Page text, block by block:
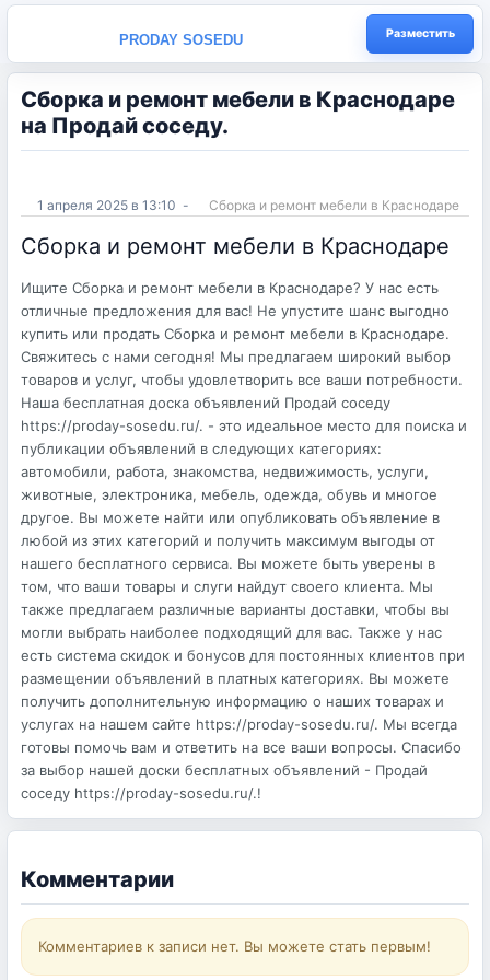
PRODAY SOSEDU Разместить
Сборка и ремонт мебели в Краснодаре
на Продай соседу.
1 апреля 2025 в 13:10 - Сборка и ремонт мебели в Краснодаре
Сборка и ремонт мебели в Краснодаре
Ищите Сборка и ремонт мебели в Краснодаре? У нас есть
отличные предложения для вас! Не упустите шанс выгодно
купить или продать Сборка и ремонт мебели в Краснодаре.
Свяжитесь с нами сегодня! Мы предлагаем широкий выбор
товаров и услуг, чтобы удовлетворить все ваши потребности.
Наша бесплатная доска объявлений Продай соседу
https://proday-sosedu.ru/. - это идеальное место для поиска и
публикации объявлений в следующих категориях:
автомобили, работа, знакомства, недвижимость, услуги,
животные, электроника, мебель, одежда, обувь и многое
другое. Вы можете найти или опубликовать объявление в
любой из этих категорий и получить максимум выгоды от
нашего бесплатного сервиса. Вы можете быть уверены в
том, что ваши товары и слуги найдут своего клиента. Мы
также предлагаем различные варианты доставки, чтобы вы
могли выбрать наиболее подходящий для вас. Также у нас
есть система скидок и бонусов для постоянных клиентов при
размещении объявлений в платных категориях. Вы можете
получить дополнительную информацию о наших товарах и
услугах на нашем сайте https://proday-sosedu.ru/. Мы всегда
готовы помочь вам и ответить на все ваши вопросы. Спасибо
за выбор нашей доски бесплатных объявлений - Продай
соседу https://proday-sosedu.ru/.!
Комментарии
Комментариев к записи нет. Вы можете стать первым!